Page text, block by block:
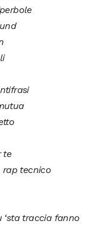
te
rap tecnico
traccia fanno